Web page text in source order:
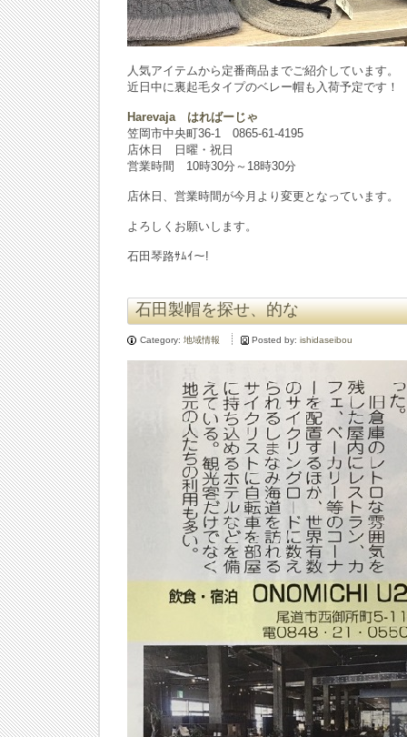
人気アイテムから定番商品までご紹介しています。
近日中に裏起毛タイプのベレー帽も入荷予定です！
Harevaja はればーじゃ
笠岡市中央町36-1 0865-61-4195
店休日 日曜・祝日
営業時間 10時30分～18時30分
店休日、営業時間が今月より変更となっています。
よろしくお願いします。
石田琴路ｻﾑｲ～!
石田製帽を探せ、的な
Category: 地域情報 Posted by: ishidaseibou